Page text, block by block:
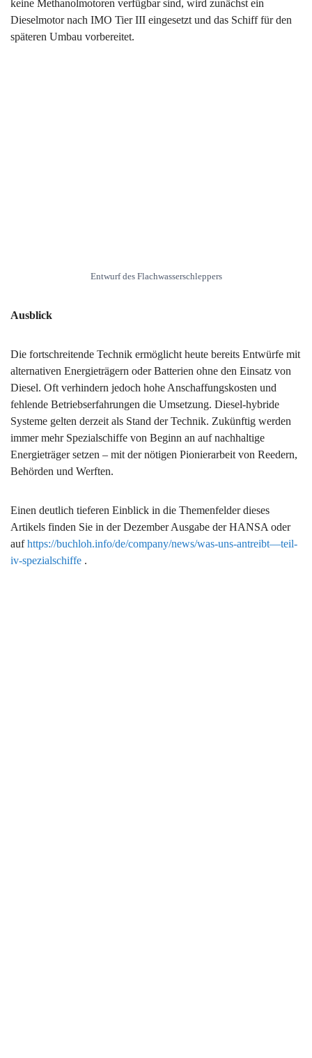
keine Methanolmotoren verfügbar sind, wird zunächst ein
Dieselmotor nach IMO Tier III eingesetzt und das Schiff für den
späteren Umbau vorbereitet.
Entwurf des Flachwasserschleppers
Ausblick
Die fortschreitende Technik ermöglicht heute bereits Entwürfe mit
alternativen Energieträgern oder Batterien ohne den Einsatz von
Diesel. Oft verhindern jedoch hohe Anschaffungskosten und
fehlende Betriebserfahrungen die Umsetzung. Diesel-hybride
Systeme gelten derzeit als Stand der Technik. Zukünftig werden
immer mehr Spezialschiffe von Beginn an auf nachhaltige
Energieträger setzen – mit der nötigen Pionierarbeit von Reedern,
Behörden und Werften.
Einen deutlich tieferen Einblick in die Themenfelder dieses
Artikels finden Sie in der Dezember Ausgabe der HANSA oder
aufhttps://buchloh.info/de/company/news/was-uns-antreibt—teil-
iv-spezialschiffe .